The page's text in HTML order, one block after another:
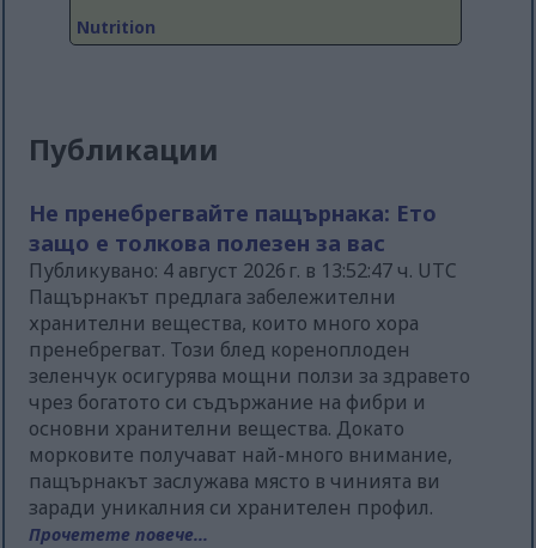
Nutrition
Публикации
Не пренебрегвайте пащърнака: Ето
защо е толкова полезен за вас
Публикувано: 4 август 2026 г. в 13:52:47 ч. UTC
Пащърнакът предлага забележителни
хранителни вещества, които много хора
пренебрегват. Този блед кореноплоден
зеленчук осигурява мощни ползи за здравето
чрез богатото си съдържание на фибри и
основни хранителни вещества. Докато
морковите получават най-много внимание,
пащърнакът заслужава място в чинията ви
заради уникалния си хранителен профил.
Прочетете повече...